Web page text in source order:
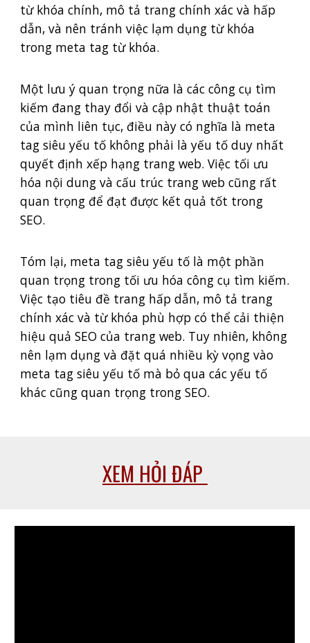
từ khóa chính, mô tả trang chính xác và hấp
dẫn, và nên tránh việc lạm dụng từ khóa
trong meta tag từ khóa.
Một lưu ý quan trọng nữa là các công cụ tìm
kiếm đang thay đổi và cập nhật thuật toán
của mình liên tục, điều này có nghĩa là meta
tag siêu yếu tố không phải là yếu tố duy nhất
quyết định xếp hạng trang web. Việc tối ưu
hóa nội dung và cấu trúc trang web cũng rất
quan trọng để đạt được kết quả tốt trong
SEO.
Tóm lại, meta tag siêu yếu tố là một phần
quan trọng trong tối ưu hóa công cụ tìm kiếm.
Việc tạo tiêu đề trang hấp dẫn, mô tả trang
chính xác và từ khóa phù hợp có thể cải thiện
hiệu quả SEO của trang web. Tuy nhiên, không
nên lạm dụng và đặt quá nhiều kỳ vọng vào
meta tag siêu yếu tố mà bỏ qua các yếu tố
khác cũng quan trọng trong SEO.
XEM HỎI ĐÁP